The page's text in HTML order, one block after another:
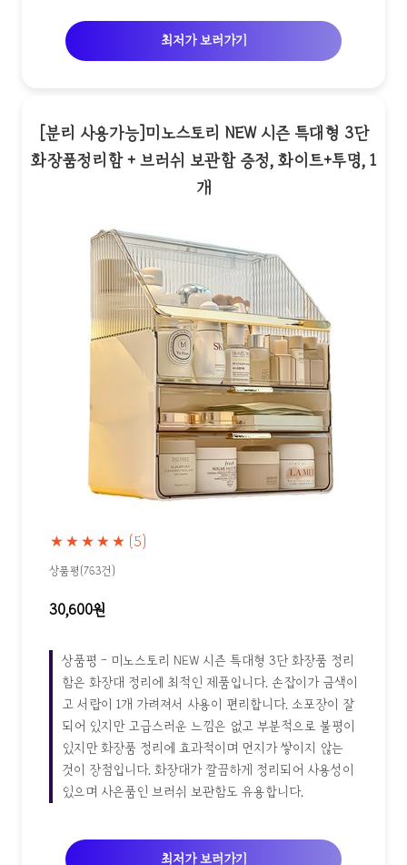
최저가 보러가기
[분리 사용가능]미노스토리 NEW 시즌 특대형 3단
화장품정리함 + 브러쉬 보관함 증정, 화이트+투명, 1
개
★★★★★ (5)
상품평(763건)
30,600원
상품평 - 미노스토리 NEW 시즌 특대형 3단 화장품 정리
함은 화장대 정리에 최적인 제품입니다. 손잡이가 금색이
고 서랍이 1개 가려져서 사용이 편리합니다. 소포장이 잘
되어 있지만 고급스러운 느낌은 없고 부분적으로 불평이
있지만 화장품 정리에 효과적이며 먼지가 쌓이지 않는
것이 장점입니다. 화장대가 깔끔하게 정리되어 사용성이
있으며 사은품인 브러쉬 보관함도 유용합니다.
최저가 보러가기